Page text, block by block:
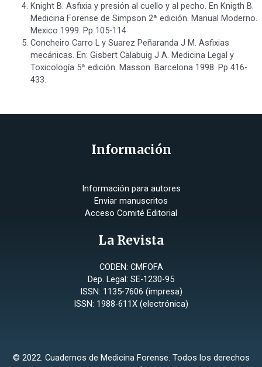
Knight B. Asfixia y presión al cuello y al pecho. En Knigth B.
Medicina Forense de Simpson 2ª edición. Manual Moderno.
Mexico 1999. Pp 105-114
Concheiro Carro L y Suarez Peñaranda J M. Asfixias
mecánicas. En: Gisbert Calabuig J A. Medicina Legal y
Toxicología 5ª edición. Masson. Barcelona 1998. Pp 416-
433.
Información
Información para autores
Enviar manuscritos
Acceso Comité Editorial
La Revista
CODEN: CMFOFA
Dep. Legal: SE-1230-95
ISSN: 1135-7606 (impresa)
ISSN: 1988-611X (electrónica)
© 2022. Cuadernos de Medicina Forense. Todos los derechos